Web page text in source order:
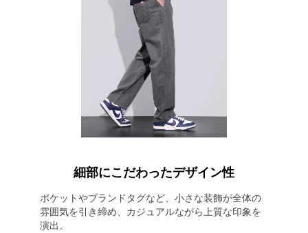
細部にこだわったデザイン性
ポケットやブランドタグなど、小さな装飾が全体の
雰囲気を引き締め、カジュアルながら上質な印象を
演出。